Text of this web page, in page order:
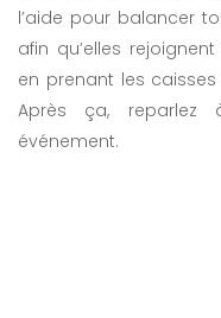
l’aide pour balancer
afin qu’elles rejoignent
en prenant les
Après ça, reparlez
événement.